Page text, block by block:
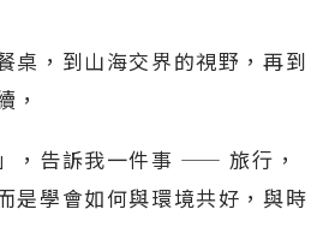
桌，到山海交界的視野，再到
，
，告訴我一件事 —— 旅行，
是學會如何與環境共好，與時